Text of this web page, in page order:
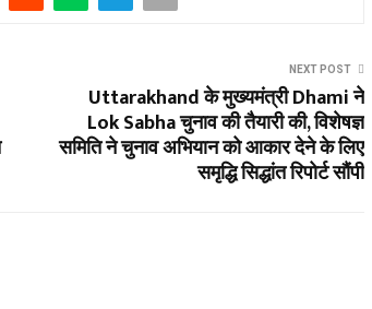
NEXT POST
Uttarakhand के मुख्यमंत्री Dhami ने
Lok Sabha चुनाव की तैयारी की, विशेषज्ञ
समिति ने चुनाव अभियान को आकार देने के लिए
समृद्धि सिद्धांत रिपोर्ट सौंपी